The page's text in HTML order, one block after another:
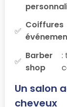
Coiffures
Barber
shop
:
Un salon
cheveux